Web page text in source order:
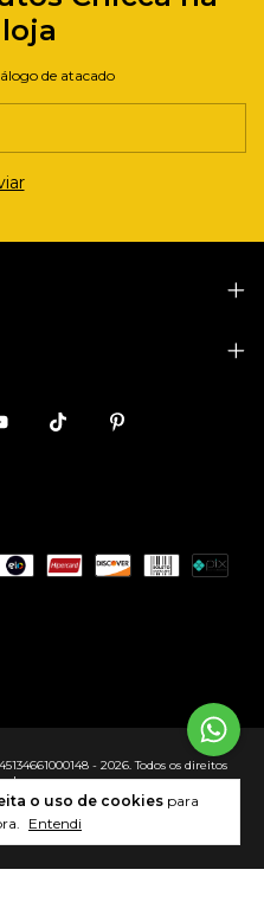
o uso de cookies para
Entendi
de atacado
- 2026. Todos os direitos